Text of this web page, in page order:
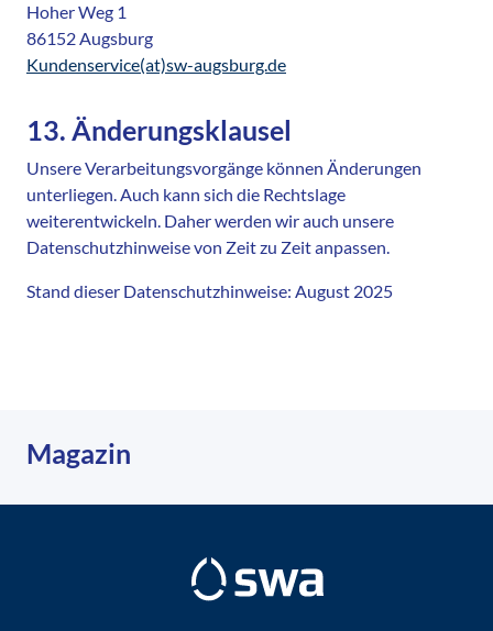
Hoher Weg 1
86152 Augsburg
Kundenservice(at)sw-augsburg.de
13. Änderungsklausel
Unsere Verarbeitungsvorgänge können Änderungen
unterliegen. Auch kann sich die Rechtslage
weiterentwickeln. Daher werden wir auch unsere
Datenschutzhinweise von Zeit zu Zeit anpassen.
Stand dieser Datenschutzhinweise: August 2025
Magazin